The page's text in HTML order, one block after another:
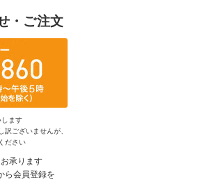
・ご注文
します
ございませんが、
ださい
承ります
ら会員登録を